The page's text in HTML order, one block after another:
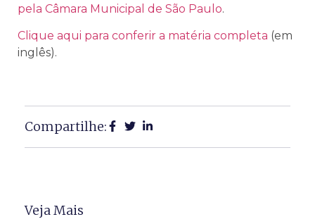
pela Câmara Municipal de São Paulo.
Clique aqui para conferir a matéria completa (em
inglês).
Compartilhe:
Veja Mais